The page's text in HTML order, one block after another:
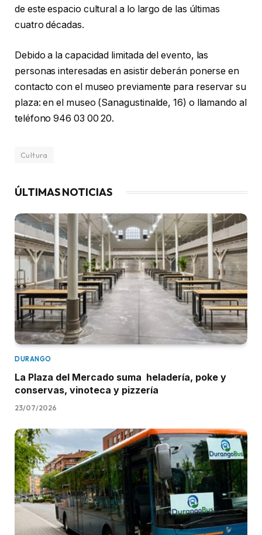
de este espacio cultural a lo largo de las últimas
cuatro décadas.
Debido a la capacidad limitada del evento, las
personas interesadas en asistir deberán ponerse en
contacto con el museo previamente para reservar su
plaza: en el museo (Sanagustinalde, 16) o llamando al
teléfono 946 03 00 20.
Cultura
ÚLTIMAS NOTICIAS
DURANGO
La Plaza del Mercado suma heladería, poke y
conservas, vinoteca y pizzería
23/07/2026